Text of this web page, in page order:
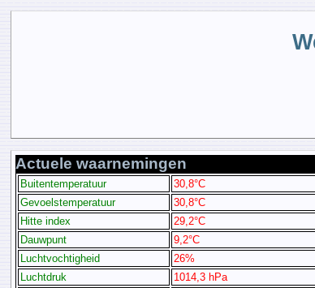
Actuele waarnemingen
Buitentemperatuur
30,8°C
Gevoelstemperatuur
30,8°C
Hitte index
29,2°C
Dauwpunt
9,2°C
Luchtvochtigheid
26%
Luchtdruk
1014,3 hPa